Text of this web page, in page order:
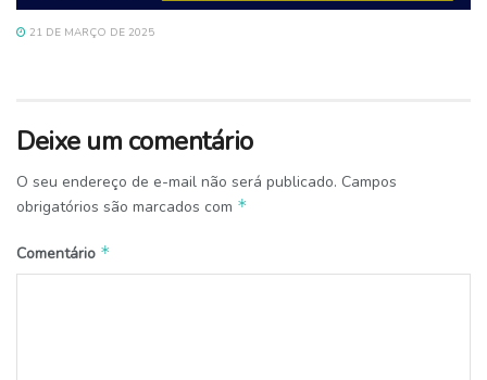
21 DE MARÇO DE 2025
Deixe um comentário
O seu endereço de e-mail não será publicado. Campos
obrigatórios são marcados com *
Comentário *